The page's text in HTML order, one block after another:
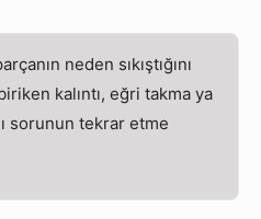
neden sıkıştığını
kalıntı, eğri takma ya
sorunun tekrar etme